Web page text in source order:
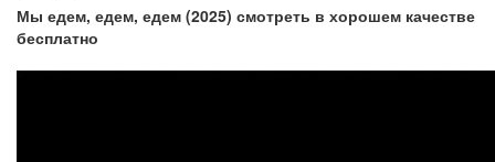
Мы едем, едем, едем (2025) смотреть в хорошем качестве
бесплатно